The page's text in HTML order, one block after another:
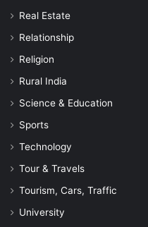
Real Estate
Relationship
Religion
Rural India
Science & Education
Sports
Technology
Tour & Travels
Tourism, Cars, Traffic
University